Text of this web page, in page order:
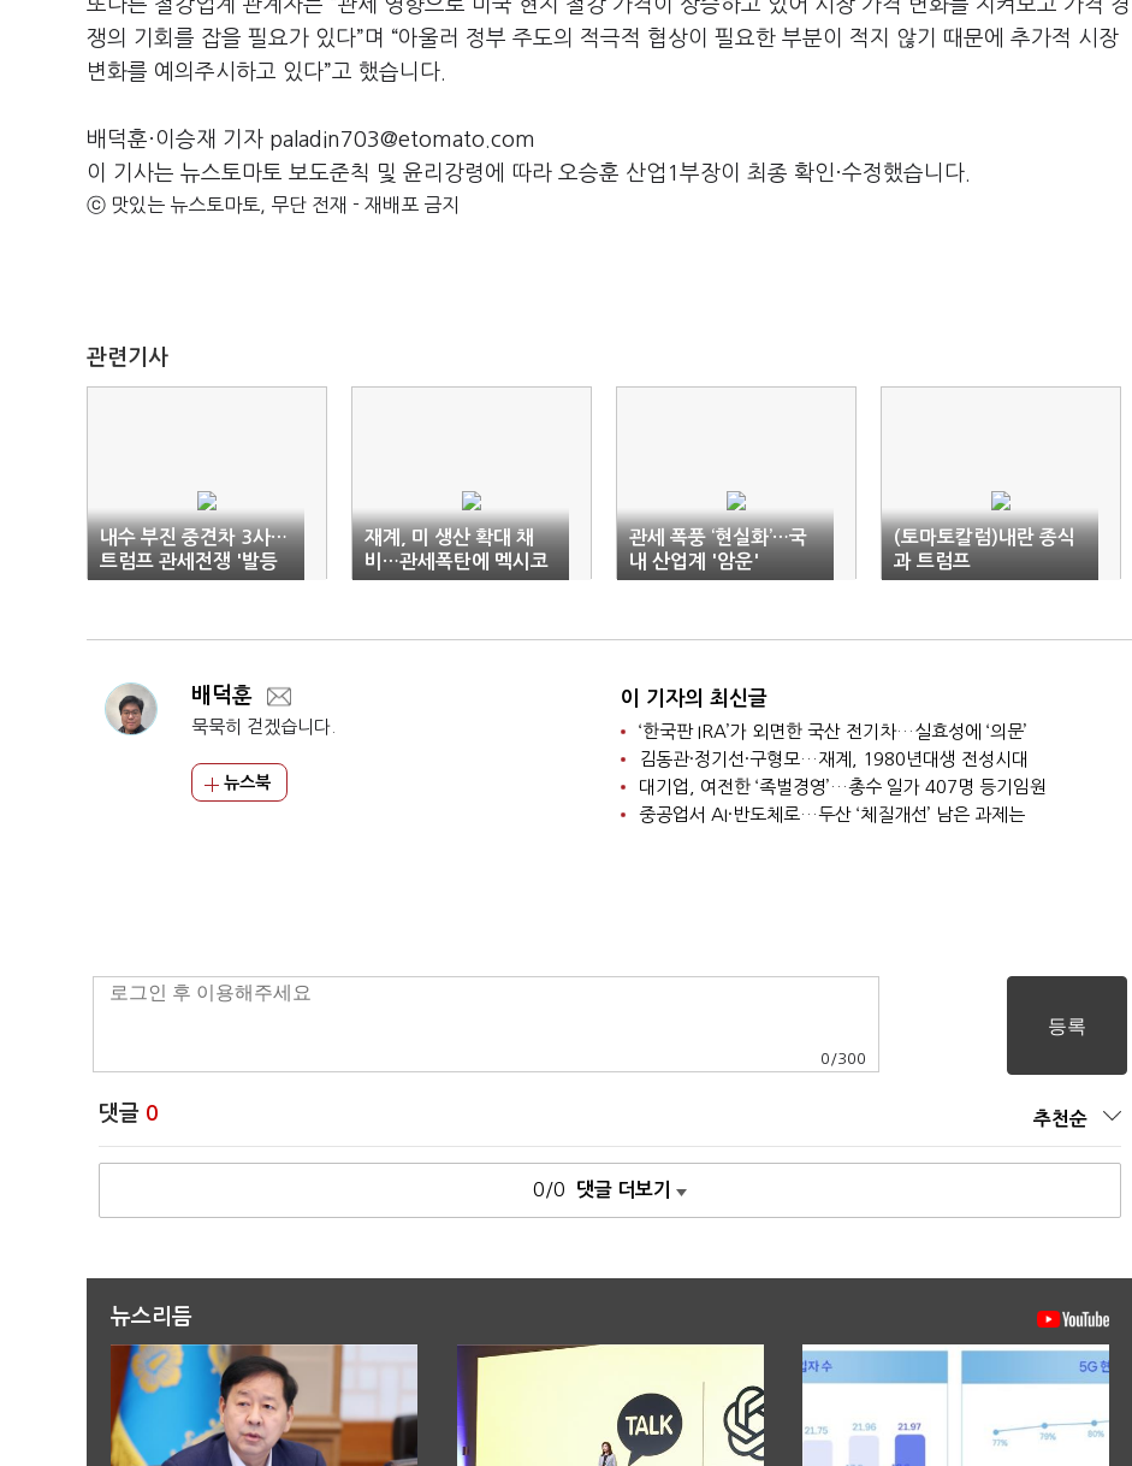
또다른 철강업계 관계자는 “관세 영향으로 미국 현지 철강 가격이 상승하고 있어 시장 가격 변화를 지켜보고 가격 경
쟁의 기회를 잡을 필요가 있다”며 “아울러 정부 주도의 적극적 협상이 필요한 부분이 적지 않기 때문에 추가적 시장
변화를 예의주시하고 있다”고 했습니다
배덕훈·이승재 기자 paladin703@etomato.com
이 기사는 뉴스토마토 보도준칙 및 윤리강령에 따라 오승훈 산업1부장이 최종 확인·수정했습니다.
ⓒ 맛있는 뉴스토마토, 무단 전재 - 재배포 금지
관련기사
내수 부진 중견차 3사…
트럼프 관세전쟁 '발등
에 불'
재계, 미 생산 확대 채
비…관세폭탄에 멕시코
'엑소더스'
관세 폭풍 ‘현실화’…국
내 산업계 '암운'
(토마토칼럼)내란 종식
과 트럼프
배덕훈
묵묵히 걷겠습니다.
뉴스북
이 기자의 최신글
‘한국판 IRA’가 외면한 국산 전기차…실효성에 ‘의문’
김동관·정기선·구형모…재계, 1980년대생 전성시대
대기업, 여전한 ‘족벌경영’…총수 일가 407명 등기임원
중공업서 AI·반도체로…두산 ‘체질개선’ 남은 과제는
0 /300
댓글 0 추천순
0/0 댓글 더보기
뉴스리듬